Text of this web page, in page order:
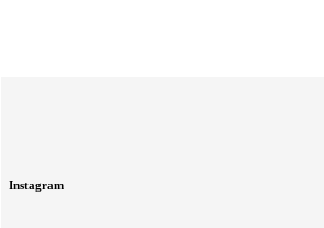
Instagram